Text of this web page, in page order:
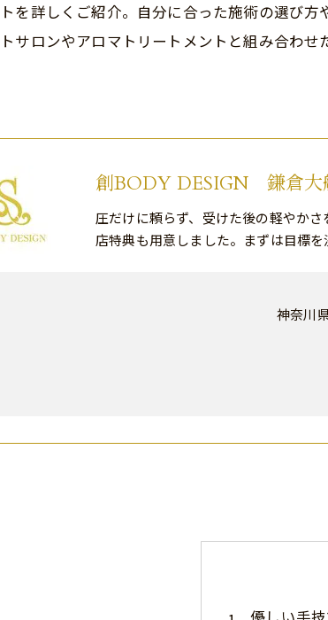
を詳しくご紹介。自分に合った施術の選び
サロンやアロマトリートメントと組み合わ
創BODY DESIGN 鎌倉大
圧だけに頼らず、受けた後の軽やか
店特典も用意しました。まずは目標
神奈川